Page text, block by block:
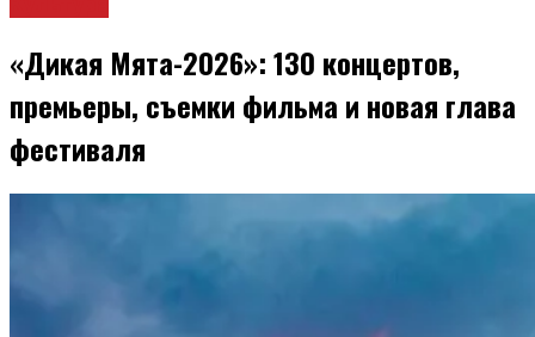
«Дикая Мята-2026»: 130 концертов,
премьеры, съемки фильма и новая глава
фестиваля